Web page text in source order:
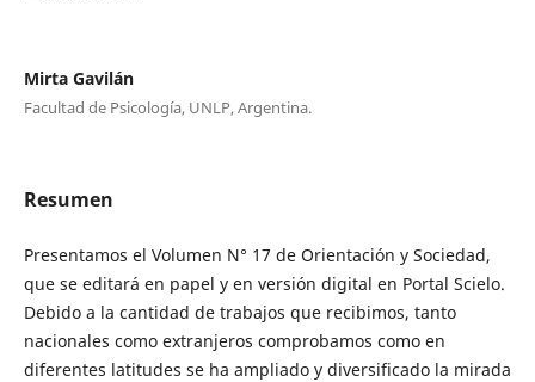
Mirta Gavilán
Facultad de Psicología, UNLP, Argentina.
Resumen
Presentamos el Volumen N° 17 de Orientación y Sociedad,
que se editará en papel y en versión digital en Portal Scielo.
Debido a la cantidad de trabajos que recibimos, tanto
nacionales como extranjeros comprobamos como en
diferentes latitudes se ha ampliado y diversificado la mirada